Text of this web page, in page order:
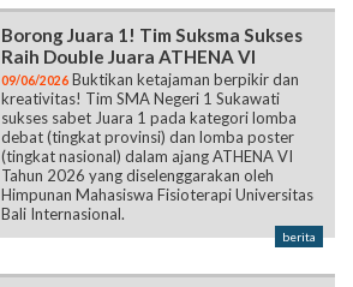
Borong Juara 1! Tim Suksma Sukses
Raih Double Juara ATHENA VI
09/06/2026 Buktikan ketajaman berpikir dan
kreativitas! Tim SMA Negeri 1 Sukawati
sukses sabet Juara 1 pada kategori lomba
debat (tingkat provinsi) dan lomba poster
(tingkat nasional) dalam ajang ATHENA VI
Tahun 2026 yang diselenggarakan oleh
Himpunan Mahasiswa Fisioterapi Universitas
Bali Internasional.
berita